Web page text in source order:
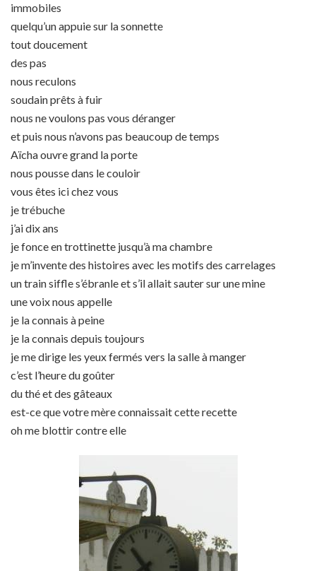
immobiles
quelqu’un appuie sur la sonnette
tout doucement
des pas
nous reculons
soudain prêts à fuir
nous ne voulons pas vous déranger
et puis nous n’avons pas beaucoup de temps
Aïcha ouvre grand la porte
nous pousse dans le couloir
vous êtes ici chez vous
je trébuche
j’ai dix ans
je fonce en trottinette jusqu’à ma chambre
je m’invente des histoires avec les motifs des carrelages
un train siffle s’ébranle et s’il allait sauter sur une mine
une voix nous appelle
je la connais à peine
je la connais depuis toujours
je me dirige les yeux fermés vers la salle à manger
c’est l’heure du goûter
du thé et des gâteaux
est-ce que votre mère connaissait cette recette
oh me blottir contre elle